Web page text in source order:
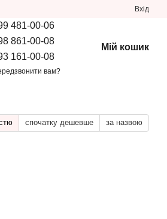
Вхід
481-00-06
861-00-08
161-00-08
вам?
Мій кошик
спочатку дешевше за назвою